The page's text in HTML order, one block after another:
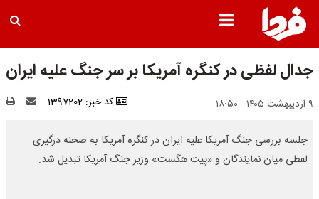
جدال لفظی در کنگره آمریکا بر سر جنگ علیه ایران
۹ اردیبهشت ۱۴۰۵ - ۱۸:۵۰ کد خبر: 1397202
جلسه بررسی جنگ آمریکا علیه ایران در کنگره آمریکا به صحنه درگیری
لفظی میان نمایندگان و «پیت هگست» وزیر جنگ آمریکا تبدیل شد.